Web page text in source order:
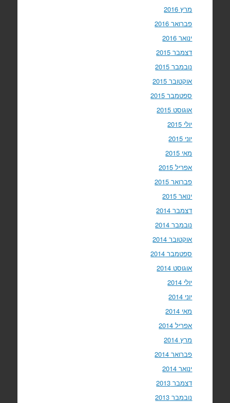
מרץ 2016
פברואר 2016
ינואר 2016
דצמבר 2015
נובמבר 2015
אוקטובר 2015
ספטמבר 2015
אוגוסט 2015
יולי 2015
יוני 2015
מאי 2015
אפריל 2015
פברואר 2015
ינואר 2015
דצמבר 2014
נובמבר 2014
אוקטובר 2014
ספטמבר 2014
אוגוסט 2014
יולי 2014
יוני 2014
מאי 2014
אפריל 2014
מרץ 2014
פברואר 2014
ינואר 2014
דצמבר 2013
נובמבר 2013